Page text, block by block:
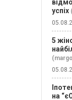
успіх
5
на